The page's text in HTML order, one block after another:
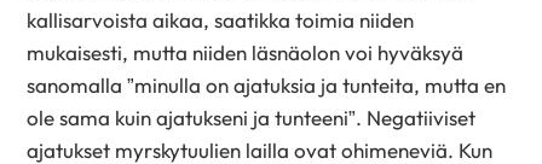
kallisarvoista aikaa, saatikka toimia niiden
mukaisesti, mutta niiden läsnäolon voi hyväksyä
sanomalla ”minulla on ajatuksia ja tunteita, mutta en
ole sama kuin ajatukseni ja tunteeni”. Negatiiviset
ajatukset myrskytuulien lailla ovat ohimeneviä. Kun